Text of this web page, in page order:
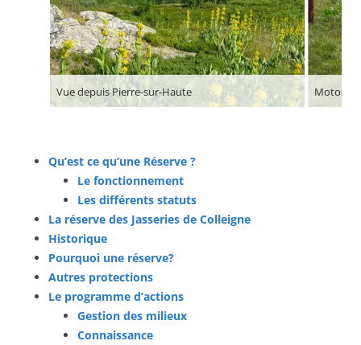
Vue depuis Pierre-sur-Haute
Qu’est ce qu’une Réserve ?
Le fonctionnement
Les différents statuts
La réserve des Jasseries de Colleigne
Historique
Pourquoi une réserve?
Autres protections
Le programme d’actions
Gestion des milieux
Connaissance